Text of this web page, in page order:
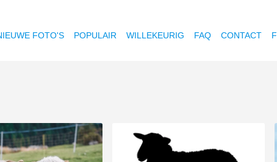
FOTO'S POPULAIR WILLEKEURIG FAQ CONTACT